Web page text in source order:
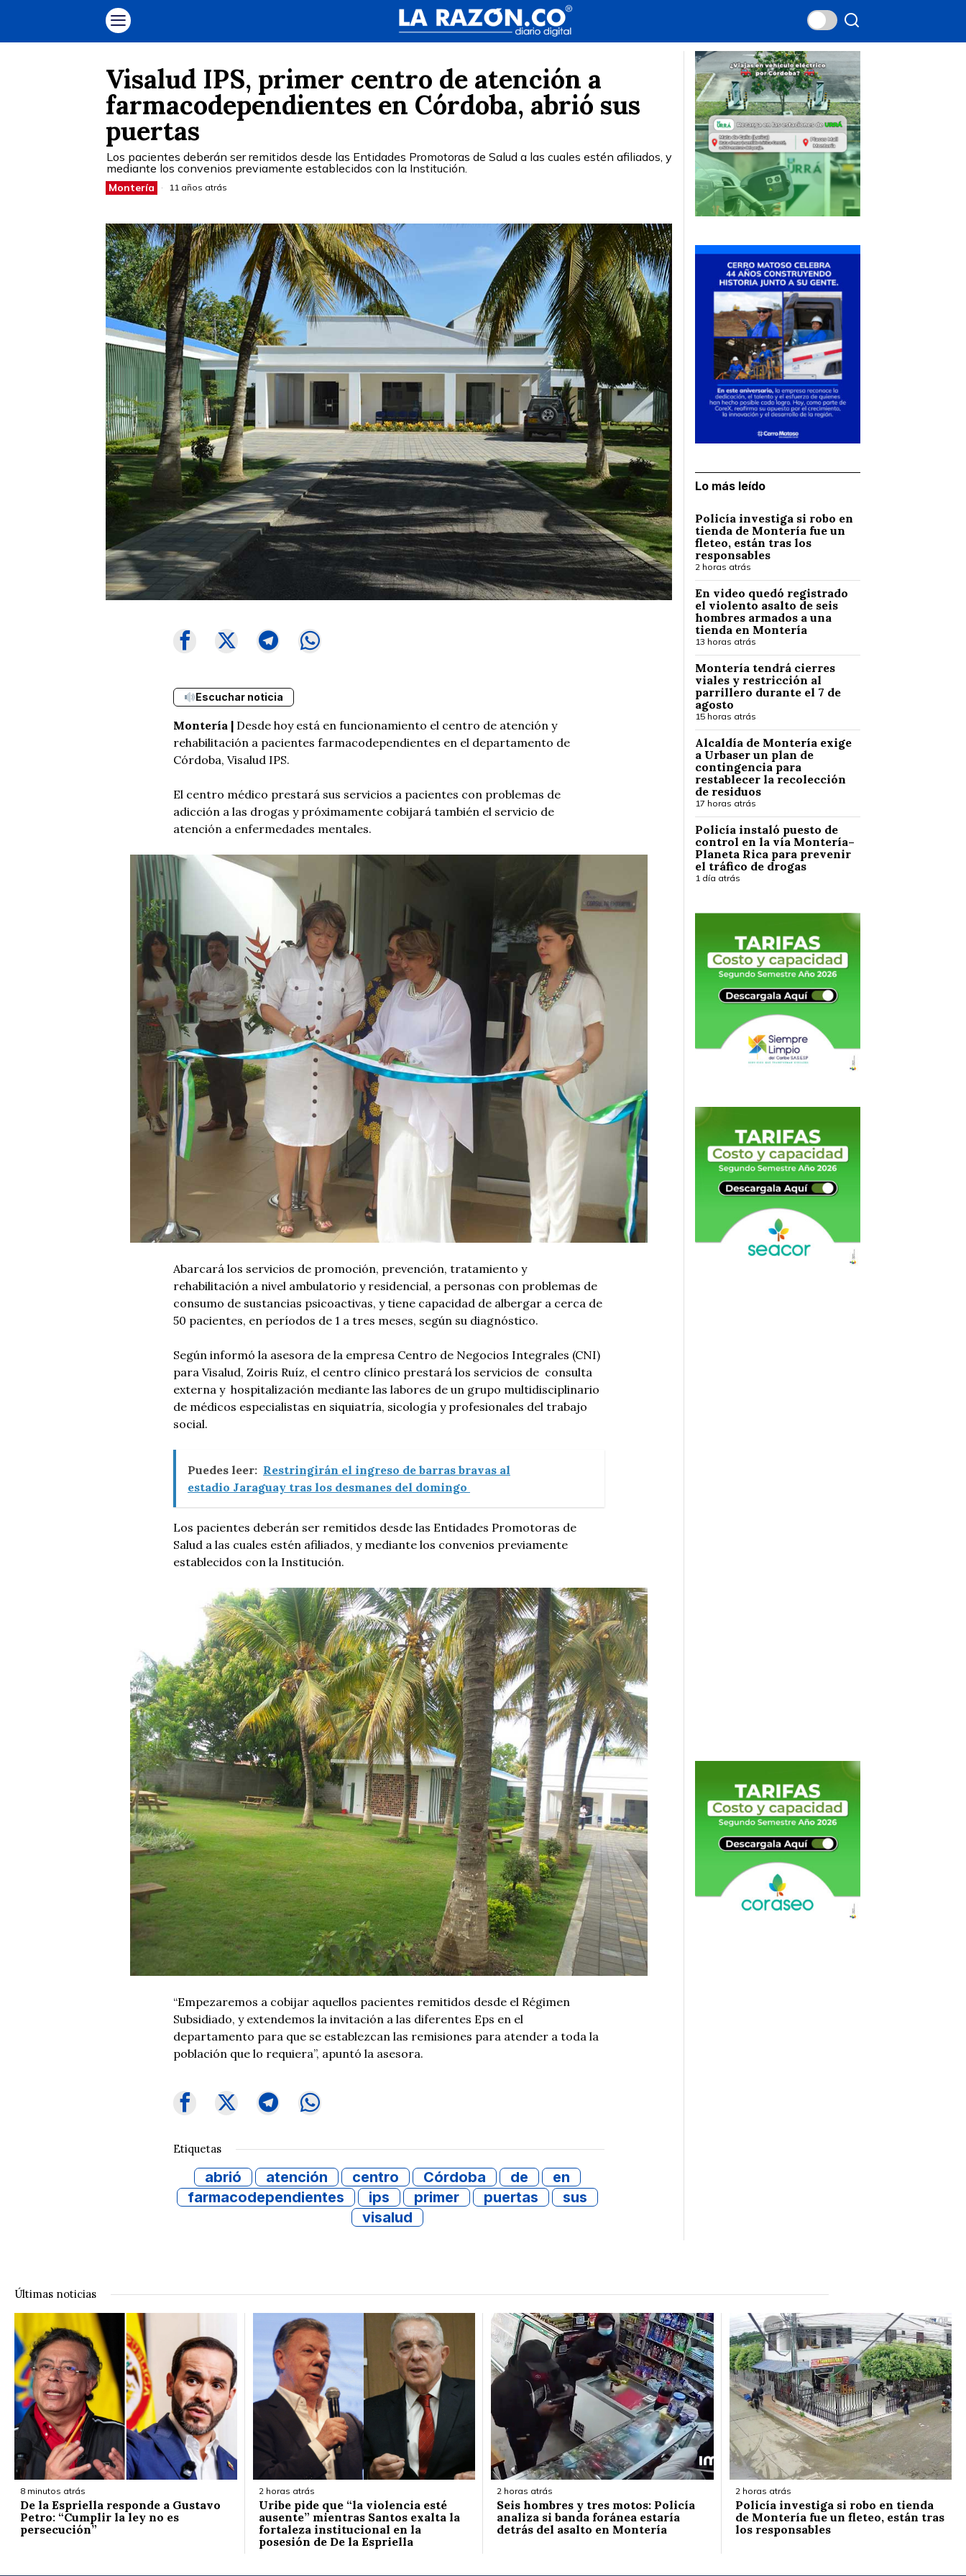
Visalud IPS, primer centro de atención a
farmacodependientes en Córdoba, abrió sus
puertas
Los pacientes deberán ser remitidos desde las Entidades Promotoras de Salud a las cuales estén afiliados, y
mediante los convenios previamente establecidos con la Institución.
Montería 11 años atrás
Escuchar noticia
Montería | Desde hoy está en funcionamiento el centro de atención y
rehabilitación a pacientes farmacodependientes en el departamento de
Córdoba, Visalud IPS.
El centro médico prestará sus servicios a pacientes con problemas de
adicción a las drogas y próximamente cobijará también el servicio de
atención a enfermedades mentales.
Abarcará los servicios de promoción, prevención, tratamiento y
rehabilitación a nivel ambulatorio y residencial, a personas con problemas de
consumo de sustancias psicoactivas, y tiene capacidad de albergar a cerca de
50 pacientes, en períodos de 1 a tres meses, según su diagnóstico.
Según informó la asesora de la empresa Centro de Negocios Integrales (CNI)
para Visalud, Zoiris Ruíz, el centro clínico prestará los servicios de consulta
externa y hospitalización mediante las labores de un grupo multidisciplinario
de médicos especialistas en siquiatría, sicología y profesionales del trabajo
social.
Puedes leer: Restringirán el ingreso de barras bravas al
estadio Jaraguay tras los desmanes del domingo
Los pacientes deberán ser remitidos desde las Entidades Promotoras de
Salud a las cuales estén afiliados, y mediante los convenios previamente
establecidos con la Institución.
“Empezaremos a cobijar aquellos pacientes remitidos desde el Régimen
Subsidiado, y extendemos la invitación a las diferentes Eps en el
departamento para que se establezcan las remisiones para atender a toda la
población que lo requiera”, apuntó la asesora.
Etiquetas
abrió atención centro Córdoba de
en
farmacodependientes
ips primer puertas
sus
visalud
Lo más leído
Policía investiga si robo en
tienda de Montería fue un
fleteo, están tras los
responsables
2 horas atrás
En video quedó registrado
el violento asalto de seis
hombres armados a una
tienda en Montería
13 horas atrás
Montería tendrá cierres
viales y restricción al
parrillero durante el 7 de
agosto
15 horas atrás
Alcaldía de Montería exige
a Urbaser un plan de
contingencia para
restablecer la recolección
de residuos
17 horas atrás
Policía instaló puesto de
control en la vía Montería–
Planeta Rica para prevenir
el tráfico de drogas
1 día atrás
Últimas noticias
8 minutos atrás
De la Espriella responde a Gustavo
Petro: “Cumplir la ley no es
persecución”
2 horas atrás
Uribe pide que “la violencia esté
ausente” mientras Santos exalta la
fortaleza institucional en la
posesión de De la Espriella
2 horas atrás
Seis hombres y tres motos: Policía
analiza si banda foránea estaría
detrás del asalto en Montería
2 horas atrás
Policía investiga si robo en tienda
de Montería fue un fleteo, están tras
los responsables